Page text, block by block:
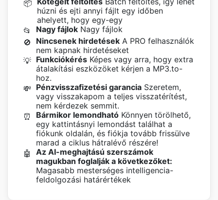
📦
húzni és ejti annyi fájlt egy időben
ahelyett, hogy egy-egy
📂
Nagy fájlok Nagy fájlok
🚫
Nincsenek hirdetések A PRO felhasználók
nem kapnak hirdetéseket
💡 Funkciókérés Képes vagy arra, hogy extra
átalakítási eszközöket kérjen a MP3.to-
hoz.
💸 Pénzvisszafizetési garancia Szeretem,
vagy visszakapom a teljes visszatérítést,
nem kérdezek semmit.
⏰
Bármikor lemondható Könnyen törölhető,
egy kattintásnyi lemondást találhat a
fiókunk oldalán, és fiókja tovább frissülve
marad a ciklus hátralévő részére!
🤖
Az AI-meghajtású szerszámok
magukban foglalják a következőket:
Magasabb mesterséges intelligencia-
feldolgozási határértékek